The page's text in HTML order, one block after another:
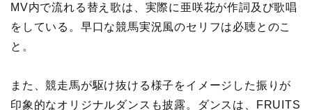
MV内で流れる替え歌は、実際に亜咲花が作詞及び歌唱
をしている。早口な競馬実況風のセリフは必聴とのこ
と。
また、競走馬が駆け抜ける様子をイメージした振りが
印象的なオリジナルダンスも披露。ダンスは、FRUITS